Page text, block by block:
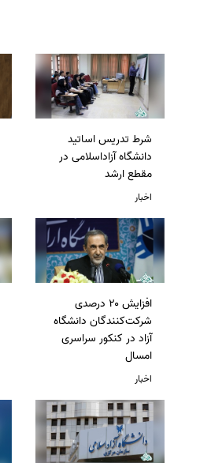
شرط تدریس اساتید
دانشگاه آزاداسلامی در
مقطع ارشد
اخبار
افزایش ۲۰ درصدی
شرکت‌کنندگان دانشگاه
آزاد در کنکور سراسری
امسال
اخبار